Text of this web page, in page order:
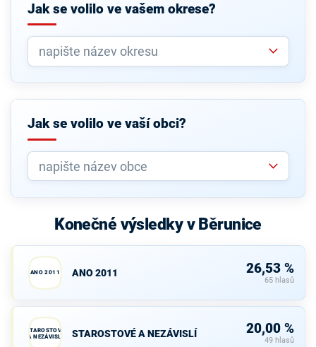
Jak se volilo ve vašem okrese?
Jak se volilo ve vaší obci?
Konečné výsledky v Běrunice
ANO 2011 ANO 2011 26,53 %
65 hlasů
STAROSTOVÉ
A NEZÁVISLÍ
STAROSTOVÉ A NEZÁVISLÍ 20,00 %
49 hlasů